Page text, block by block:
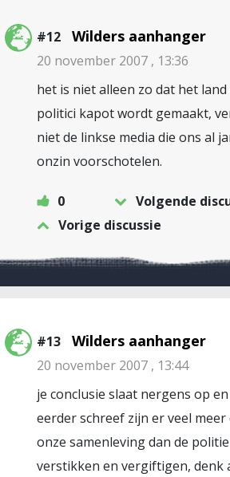
#12 Wilders aanhanger
20 november 2007 , 13:36
het is niet alleen zo dat het
politici kapot wordt gemaakt,
niet de linkse media die ons al
onzin voorschotelen.
0
Volgende
Vorige discussie
#13 Wilders aanhanger
20 november 2007 , 13:44
je conclusie slaat nergens op
eerder schreef zijn er veel
onze samenleving dan de
verstikken en vergiftigen, denk